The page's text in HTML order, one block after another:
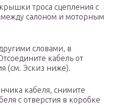
троса сцепления с
между салоном и моторным
словами, в
кабель от
(см. Эскиз ниже).
кабеля, снимите
с отверстия в коробке